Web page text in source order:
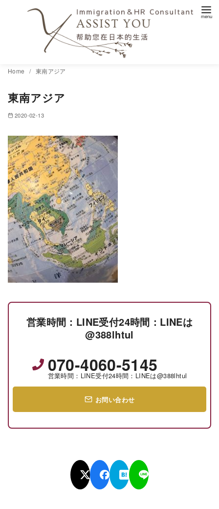
Home 東南アジア
東南アジア
2020-02-13
営業時間：LINE受付24時間：LINEは
@388lhtul
070-4060-5145
営業時間：LINE受付24時間：LINEは@388lhtul
お問い合わせ